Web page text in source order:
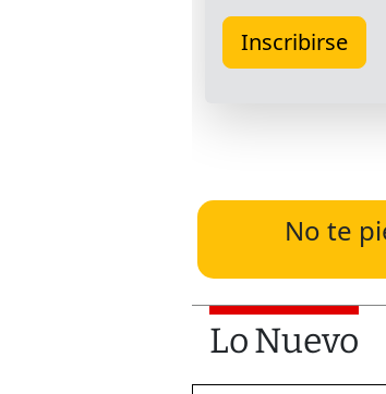
No te
Lo Nuevo